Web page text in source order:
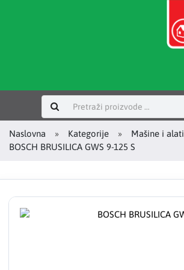
Prijavi se
Naslovna Kategorije Mašine i alati
BOSCH BRUSILICA GWS 9-125 S